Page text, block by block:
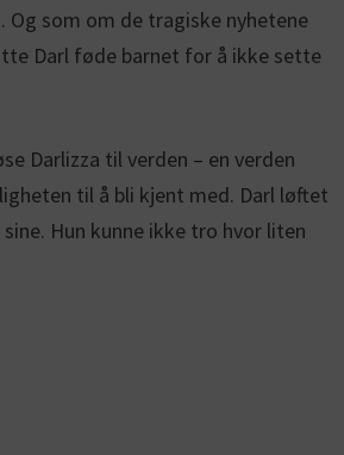
Og som om de tragiske nyhetene
Darl føde barnet for å ikke sette
Darlizza til verden – en verden
til å bli kjent med. Darl løftet
Hun kunne ikke tro hvor liten